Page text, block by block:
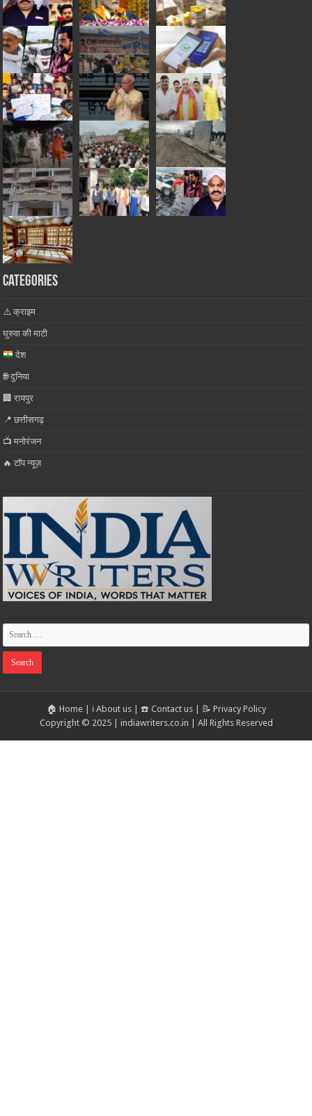
Categories
⚠️ क्राइम
घुरुवा की माटी
देश
🌐 दुनिया
🏢 रायपुर
📍 छत्तीसगढ़
📺 मनोरंजन
🔥 टॉप न्यूज़
🏠 Home| ℹ️ About us| ☎️ Contact us| 📝 Privacy Policy
Copyright © 2025 | indiawriters.co.in | All Rights Reserved